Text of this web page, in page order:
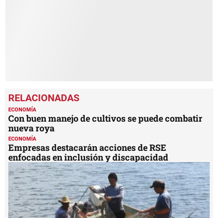
ECONOMÍA
Con buen manejo de cultivos se puede combatir
nueva roya
ECONOMÍA
Empresas destacarán acciones de RSE
enfocadas en inclusión y discapacidad